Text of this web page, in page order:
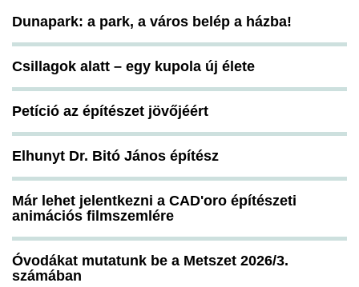
Dunapark: a park, a város belép a házba!
Csillagok alatt – egy kupola új élete
Petíció az építészet jövőjéért
Elhunyt Dr. Bitó János építész
Már lehet jelentkezni a CAD'oro építészeti
animációs filmszemlére
Óvodákat mutatunk be a Metszet 2026/3.
számában